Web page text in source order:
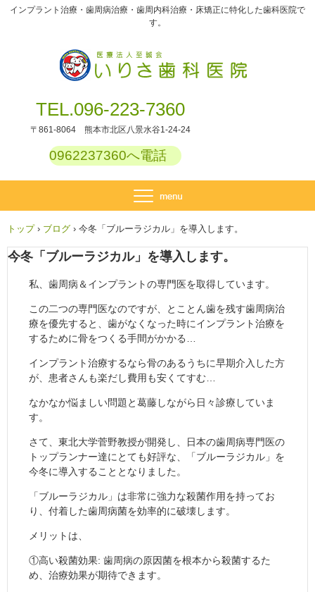
インプラント治療・歯周病治療・歯周内科治療・床矯正に特化した歯科医院で
す。
TEL.096-223-7360
〒861-8064 熊本市北区八景水谷1-24-24
0962237360へ電話
トップ › ブログ › 今冬「ブルーラジカル」を導入します。
今冬「ブルーラジカル」を導入します。
私、歯周病＆インプラントの専門医を取得しています。
この二つの専門医なのですが、とことん歯を残す歯周病治
療を優先すると、歯がなくなった時にインプラント治療を
するために骨をつくる手間がかかる…
インプラント治療するなら骨のあるうちに早期介入した方
が、患者さんも楽だし費用も安くてすむ…
なかなか悩ましい問題と葛藤しながら日々診療していま
す。
さて、東北大学菅野教授が開発し、日本の歯周病専門医の
トップランナー達にとても好評な、「ブルーラジカル」を
今冬に導入することとなりました。
「ブルーラジカル」は非常に強力な殺菌作用を持ってお
り、付着した歯周病菌を効率的に破壊します。
メリットは、
①高い殺菌効果: 歯周病の原因菌を根本から殺菌するた
め、治療効果が期待できます。